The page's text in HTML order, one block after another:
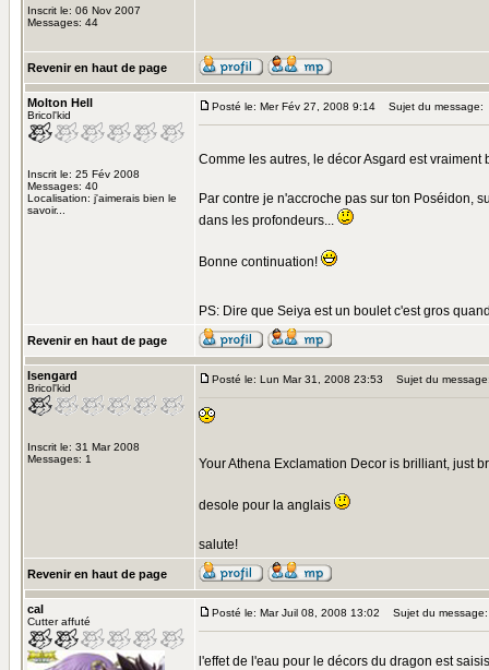
Inscrit le: 06 Nov 2007
Messages: 44
Revenir en haut de page
Molton Hell
Bricol'kid
Inscrit le: 25 Fév 2008
Messages: 40
Localisation: j'aimerais bien le
savoir...
Posté le: Mer Fév 27, 2008 9:14 Sujet du message:
Comme les autres, le décor Asgard est
Par contre je n'accroche pas sur ton Poséidon,
dans les profondeurs...
Bonne continuation!
PS: Dire que Seiya est un boulet c'est gros
Revenir en haut de page
Isengard
Bricol'kid
Inscrit le: 31 Mar 2008
Messages: 1
Posté le: Lun Mar 31, 2008 23:53 Sujet du
Your Athena Exclamation Decor is brilliant, just
desole pour la anglais
salute!
Revenir en haut de page
cal
Cutter affuté
Posté le: Mar Juil 08, 2008 13:02 Sujet du message:
l'effet de l'eau pour le décors du dragon est